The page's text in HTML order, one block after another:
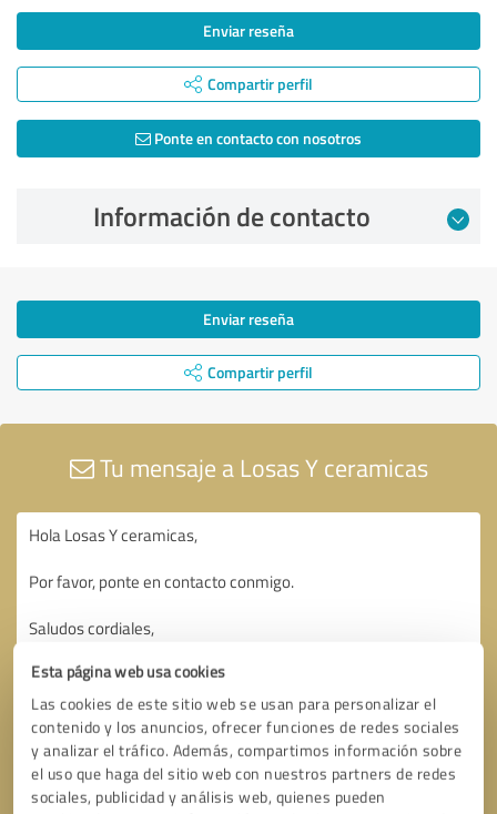
Esta página web usa cookies
Las cookies de este sitio web se usan para personalizar el
contenido y los anuncios, ofrecer funciones de redes sociales
y analizar el tráfico. Además, compartimos información sobre
el uso que haga del sitio web con nuestros partners de redes
sociales, publicidad y análisis web, quienes pueden
Enviar reseña
Compartir perfil
Ponte en contacto con nosotros
Información de contacto
Enviar reseña
Compartir perfil
Tu mensaje a Losas Y ceramicas